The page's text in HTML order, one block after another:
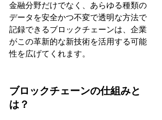
金融分野だけでなく、あらゆる種類の
データを安全かつ不変で透明な方法で
記録できるブロックチェーンは、企業
がこの革新的な新技術を活用する可能
性を広げてくれます。
ブロックチェーンの仕組みと
は？